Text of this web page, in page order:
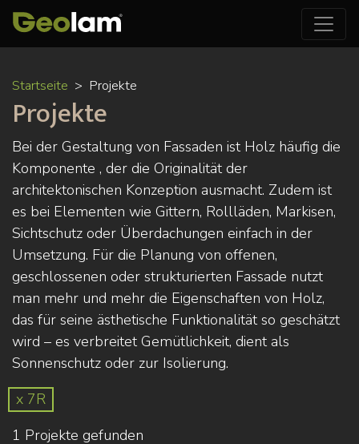
Startseite Projekte
Projekte
Bei der Gestaltung von Fassaden ist Holz häufig die
Komponente , der die Originalität der
architektonischen Konzeption ausmacht. Zudem ist
es bei Elementen wie Gittern, Rollläden, Markisen,
Sichtschutz oder Überdachungen einfach in der
Umsetzung. Für die Planung von offenen,
geschlossenen oder strukturierten Fassade nutzt
man mehr und mehr die Eigenschaften von Holz,
das für seine ästhetische Funktionalität so geschätzt
wird – es verbreitet Gemütlichkeit, dient als
Sonnenschutz oder zur Isolierung.
x 7R
1 Projekte gefunden